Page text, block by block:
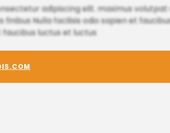
adipiscing elit. maximus volutpat
Nulla facilisis odio sapien et
luctus et luctus